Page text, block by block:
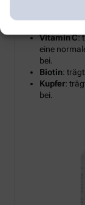
*Zugelassene
Vitamin C:
eine
bei.
Biotin:
Kupfer:
bei.